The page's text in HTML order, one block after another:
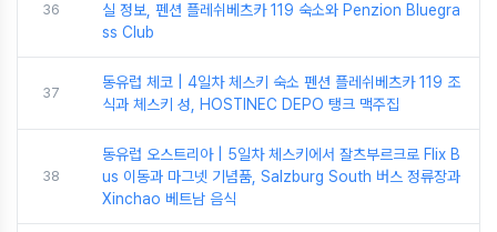
36
실 정보, 펜션 플레쉬베츠카 119 숙소와 Penzion Bluegra
ss Club
37
동유럽 체코 | 4일차 체스키 숙소 펜션 플레쉬베츠카 119 조
식과 체스키 성, HOSTINEC DEPO 탱크 맥주집
38
동유럽 오스트리아 | 5일차 체스키에서 잘츠부르크로 Flix B
us 이동과 마그넷 기념품, Salzburg South 버스 정류장과
Xinchao 베트남 음식